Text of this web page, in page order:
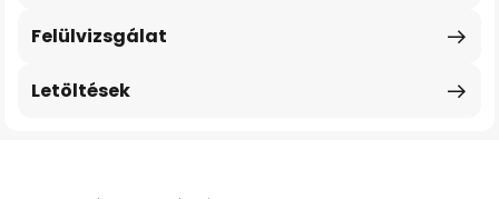
Felülvizsgálat
Letöltések